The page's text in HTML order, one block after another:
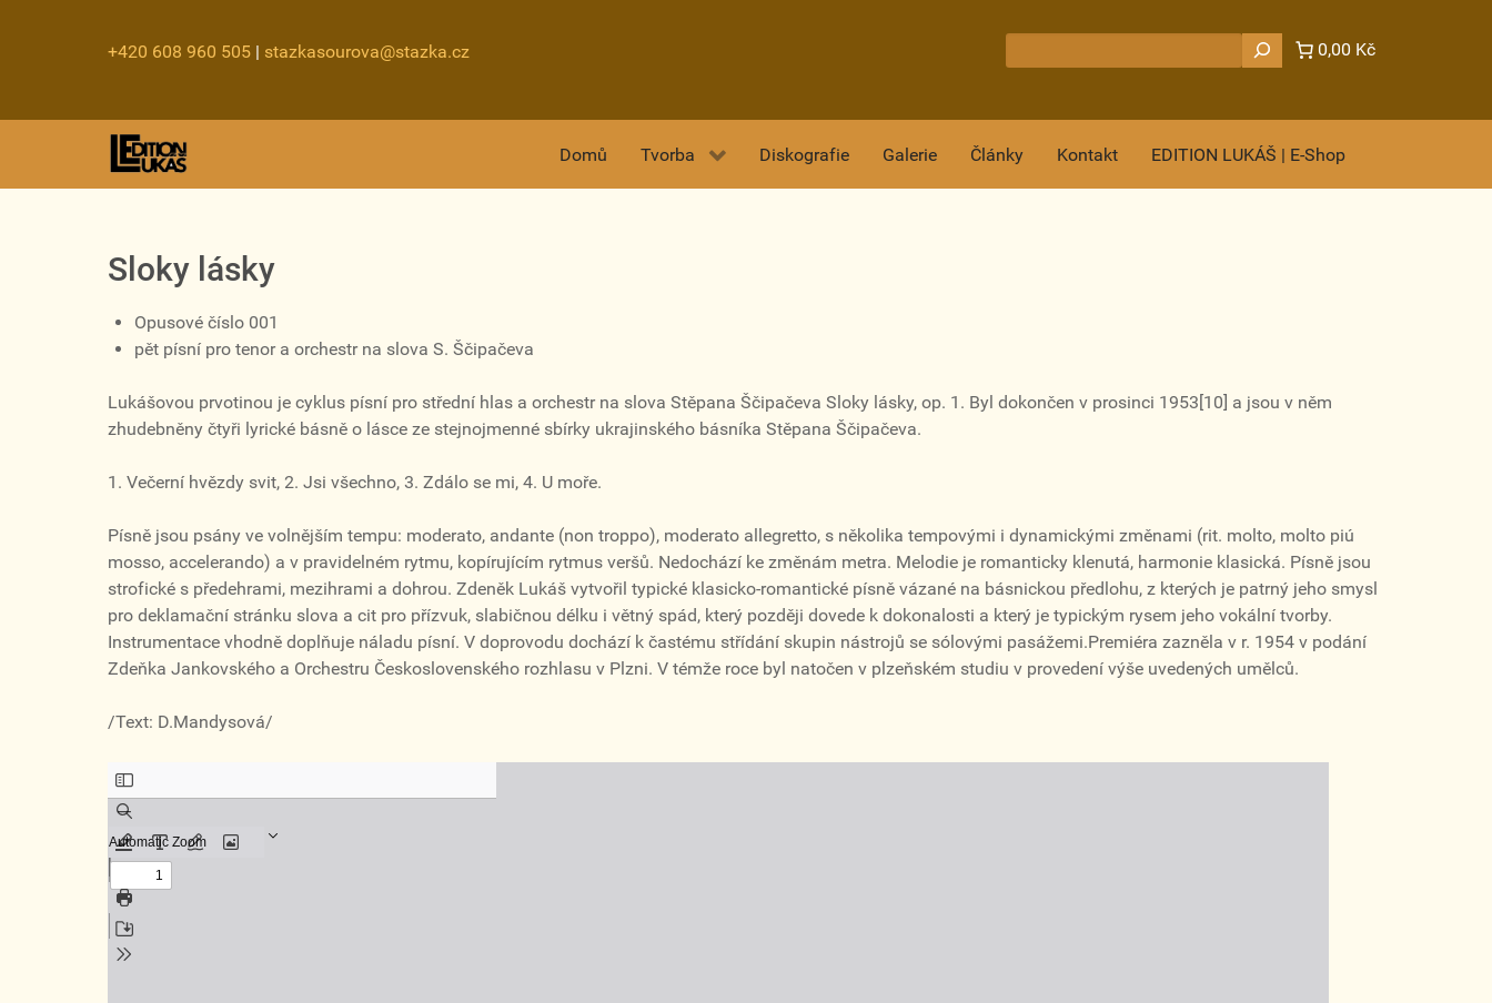
+420 608 960 505 | stazkasourova@stazka.cz 0,00 Kč
Domů Tvorba Diskografie Galerie Články Kontakt EDITION LUKÁŠ | E-Shop
Sloky lásky
Opusové číslo 001
pět písní pro tenor a orchestr na slova S. Ščipačeva
Lukášovou prvotinou je cyklus písní pro střední hlas a orchestr na slova Stěpana Ščipačeva Sloky lásky, op. 1. Byl dokončen v prosinci 1953[10] a jsou v něm
zhudebněny čtyři lyrické básně o lásce ze stejnojmenné sbírky ukrajinského básníka Stěpana Ščipačeva.
1. Večerní hvězdy svit, 2. Jsi všechno, 3. Zdálo se mi, 4. U moře.
Písně jsou psány ve volnějším tempu: moderato, andante (non troppo), moderato allegretto, s několika tempovými i dynamickými změnami (rit. molto, molto piú
mosso, accelerando) a v pravidelném rytmu, kopírujícím rytmus veršů. Nedochází ke změnám metra. Melodie je romanticky klenutá, harmonie klasická. Písně jsou
strofické s předehrami, mezihrami a dohrou. Zdeněk Lukáš vytvořil typické klasicko-romantické písně vázané na básnickou předlohu, z kterých je patrný jeho smysl
pro deklamační stránku slova a cit pro přízvuk, slabičnou délku i větný spád, který později dovede k dokonalosti a který je typickým rysem jeho vokální tvorby.
Instrumentace vhodně doplňuje náladu písní. V doprovodu dochází k častému střídání skupin nástrojů se sólovými pasážemi.Premiéra zazněla v r. 1954 v podání
Zdeňka Jankovského a Orchestru Československého rozhlasu v Plzni. V témže roce byl natočen v plzeňském studiu v provedení výše uvedených umělců.
/Text: D.Mandysová/